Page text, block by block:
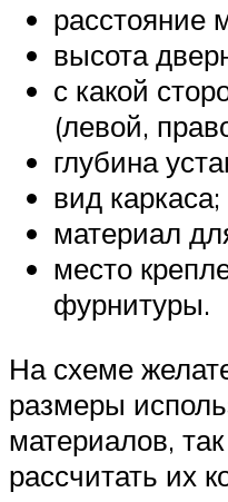
расстояние
высота
с какой
(левой,
глубина
вид каркаса;
материал
место
фурнитуры.
На схеме
размеры
материалов,
рассчитать их